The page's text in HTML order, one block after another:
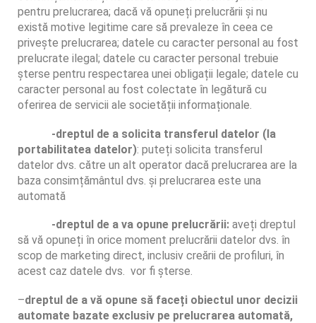
pentru prelucrarea; dacă vă opuneți prelucrării și nu
există motive legitime care să prevaleze în ceea ce
privește prelucrarea; datele cu caracter personal au fost
prelucrate ilegal; datele cu caracter personal trebuie
șterse pentru respectarea unei obligații legale; datele cu
caracter personal au fost colectate în legătură cu
oferirea de servicii ale societății informaționale.
-dreptul de a solicita transferul datelor (la
portabilitatea datelor): puteți solicita transferul
datelor dvs. către un alt operator dacă prelucrarea are la
baza consimțământul dvs. și prelucrarea este una
automată
-dreptul de a va opune prelucrării: aveți dreptul
să vă opuneți în orice moment prelucrării datelor dvs. în
scop de marketing direct, inclusiv creării de profiluri, în
acest caz datele dvs. vor fi șterse.
–dreptul de a vă opune să faceți obiectul unor decizii
automate bazate exclusiv pe prelucrarea automată,